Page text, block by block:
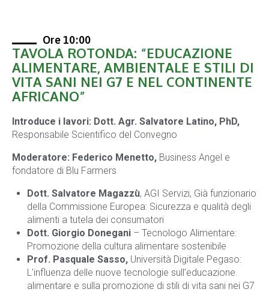
Ore 10:00
TAVOLA ROTONDA: “EDUCAZIONE
ALIMENTARE, AMBIENTALE E STILI DI
VITA SANI NEI G7 E NEL CONTINENTE
AFRICANO”
Introduce i lavori: Dott. Agr. Salvatore Latino, PhD,
Responsabile Scientifico del Convegno
Moderatore: Federico Menetto, Business Angel e
fondatore di Blu Farmers
Dott. Salvatore Magazzù, AGI Servizi, Già funzionario
della Commissione Europea: Sicurezza e qualità degli
alimenti a tutela dei consumatori
Dott. Giorgio Donegani – Tecnologo Alimentare:
Promozione della cultura alimentare sostenibile
Prof. Pasquale Sasso, Università Digitale Pegaso:
L’influenza delle nuove tecnologie sull’educazione.
alimentare e sulla promozione di stili di vita sani nei G7